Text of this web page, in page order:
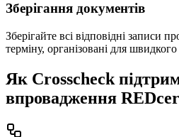
Зберігання документів
Зберігайте всі відповідні записи
терміну, організовані для
Як Crosscheck
впровадження